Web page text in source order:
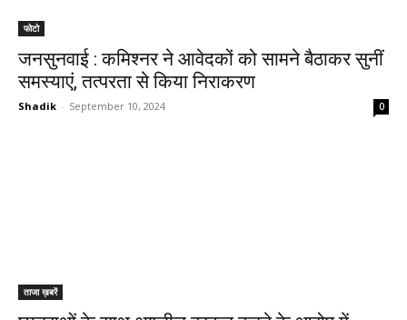
फोटो
जनसुनवाई : कमिश्नर ने आवेदकों को सामने बैठाकर सुनीं
समस्याएं, तत्परता से किया निराकरण
Shadik - September 10, 2024 0
ताजा ख़बरें